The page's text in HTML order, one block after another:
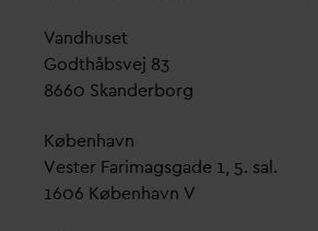
Vandhuset
Godthåbsvej 83
8660 Skanderborg
København
Vester Farimagsgade 1, 5. sal.
1606 København V